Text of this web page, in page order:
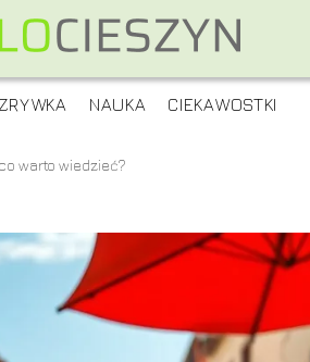
NAUKA CIEKAWOSTKI
warto wiedzieć?